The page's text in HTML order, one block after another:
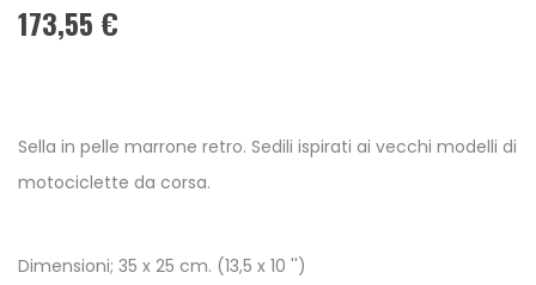
173,55 €
Sella in pelle marrone retro. Sedili ispirati ai vecchi modelli di
motociclette da corsa.
Dimensioni; 35 x 25 cm. (13,5 x 10 '')